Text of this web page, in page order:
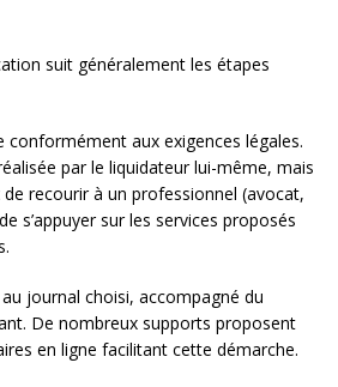
suit généralement les étapes
conformément aux exigences légales.
par le liquidateur lui-même, mais
recourir à un professionnel (avocat,
s’appuyer sur les services proposés
journal choisi, accompagné du
De nombreux supports proposent
en ligne facilitant cette démarche.